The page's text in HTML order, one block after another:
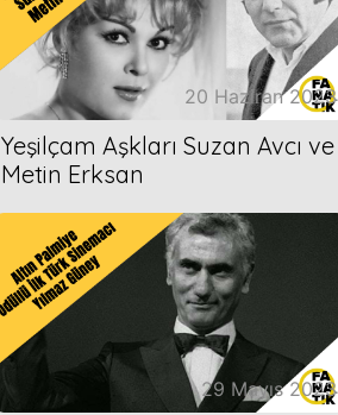
20 Haziran 2023
Yeşilçam Aşkları Suzan Avcı ve
Metin Erksan
29 Mayıs 2023